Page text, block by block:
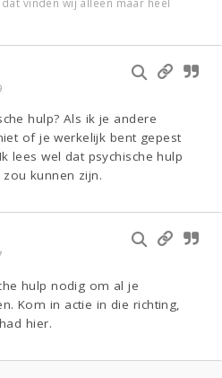
hulp? Als ik je andere
of je werkelijk bent gepest
lees wel dat psychische hulp
kunnen zijn.
hulp nodig om al je
Kom in actie in die richting,
hier.